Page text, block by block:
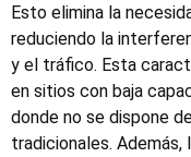
Esto elimina la
reduciendo la
y el tráfico. Esta
en sitios con baja
donde no se dispone
tradicionales.